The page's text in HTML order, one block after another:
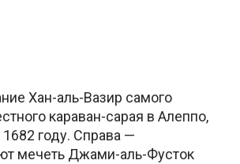
Хан-аль-Вазир самого
караван-сарая в Алеппо,
1682 году. Справа —
мечеть Джами-аль-Фусток